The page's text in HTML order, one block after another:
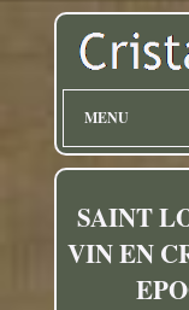
MENU
SAINT
VIN EN